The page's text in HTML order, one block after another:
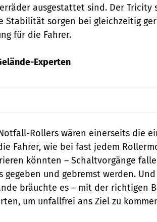
ausgestattet sind. Der Tricity
Stabilität sorgen bei gleichzeitig
für die Fahrer.
Experten
Rollers wären einerseits die
Fahrer, wie bei fast jedem
könnten – Schaltvorgänge
gegeben und gebremst werden.
bräuchte es – mit der richtigen
um unfallfrei ans Ziel zu